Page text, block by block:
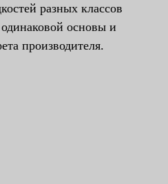
разных классов
основы и
производителя.